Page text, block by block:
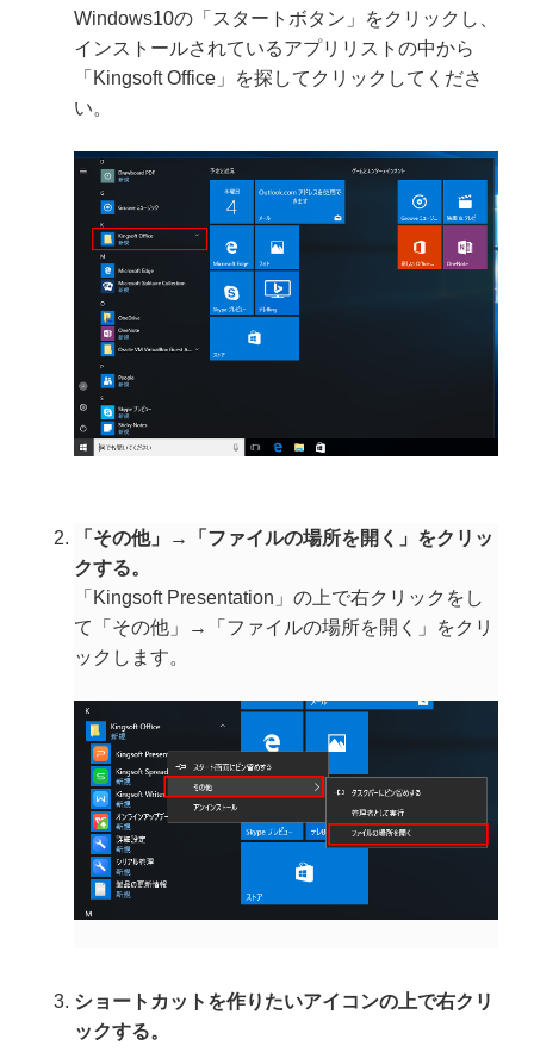
Windows10の「スタートボタン」をクリックし、
インストールされているアプリリストの中から
「Kingsoft Office」を探してクリックしてくださ
い。
「その他」→「ファイルの場所を開く」をクリッ
クする。
「Kingsoft Presentation」の上で右クリックをし
て「その他」→「ファイルの場所を開く」をクリ
ックします。
ショートカットを作りたいアイコンの上で右クリ
ックする。